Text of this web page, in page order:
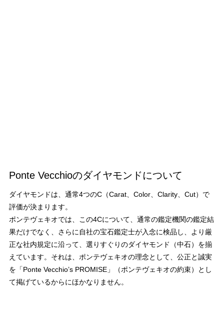
Ponte Vecchioのダイヤモンドについて
ダイヤモンドは、通常4つのC（Carat、Color、Clarity、Cut）で
評価が決まります。
ポンテヴェキオでは、この4Cについて、通常の鑑定機関の鑑定結
果だけでなく、さらに自社の宝石鑑定士が入念に検品し、より厳
正な社内規定に沿って、選りすぐりのダイヤモンド（中石）を揃
えています。それは、ポンテヴェキオの理念として、公正と誠実
を「Ponte Vecchio’s PROMISE」（ポンテヴェキオの約束）とし
て掲げているからにほかなりません。